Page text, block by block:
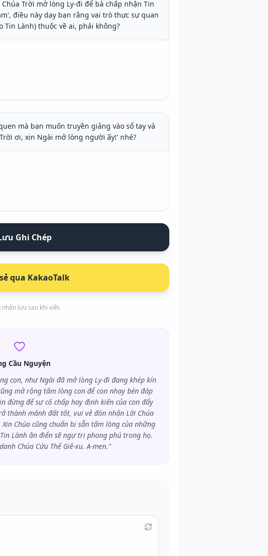
Trời mở lòng Ly-đi để bà chấp nhận Tin
điều này dạy bạn rằng vai trò thực sự quan
Lành) thuộc về ai, phải không?
mà bạn muốn truyền giảng vào sổ tay và
ơi, xin Ngài mở lòng người ấy!' nhé?
Ghi Chép
qua KakaoTalk
nhấn lưu sau khi viết.
Cầu Nguyện
con, như Ngài đã mở lòng Ly-đi đang khép kín
mở rộng tấm lòng con để con nhạy bén đáp
đừng để sự cố chấp hay định kiến của con đẩy
thành mảnh đất tốt, vui vẻ đón nhận Lời Chúa
Chúa cũng chuẩn bị sẵn tấm lòng của những
Lành ân điển sẽ ngự trị phong phú trong họ.
Chúa Cứu Thế Giê-xu. A-men."